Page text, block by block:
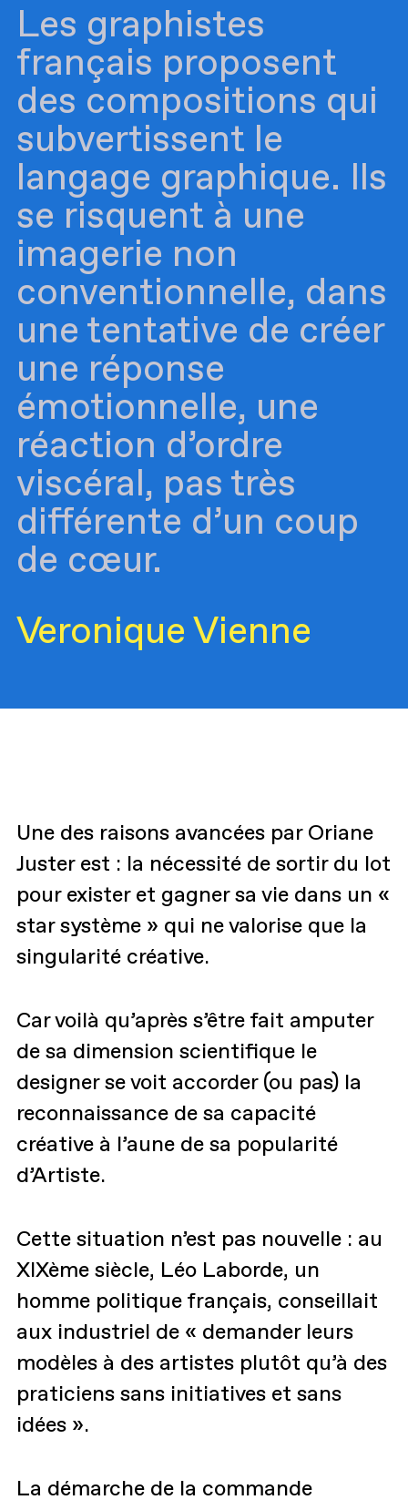
Les graphistes
français proposent
des compositions qui
subvertissent le
langage graphique. Ils
se risquent à une
imagerie non
conventionnelle, dans
une tentative de créer
une réponse
émotionnelle, une
réaction d’ordre
viscéral, pas très
différente d’un coup
de cœur.
Veronique Vienne
Une des raisons avancées par Oriane
Juster est : la nécessité de sortir du lot
pour exister et gagner sa vie dans un «
star système » qui ne valorise que la
singularité créative.
Car voilà qu’après s’être fait amputer
de sa dimension scientifique le
designer se voit accorder (ou pas) la
reconnaissance de sa capacité
créative à l’aune de sa popularité
d’Artiste.
Cette situation n’est pas nouvelle : au
XIXème siècle, Léo Laborde, un
homme politique français, conseillait
aux industriel de « demander leurs
modèles à des artistes plutôt qu’à des
praticiens sans initiatives et sans
idées ».
La démarche de la commande